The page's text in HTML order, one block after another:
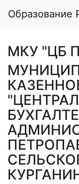
Образование
МКУ "ЦБ